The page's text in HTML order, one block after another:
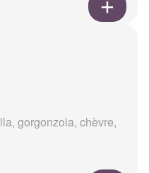
gorgonzola, chèvre,